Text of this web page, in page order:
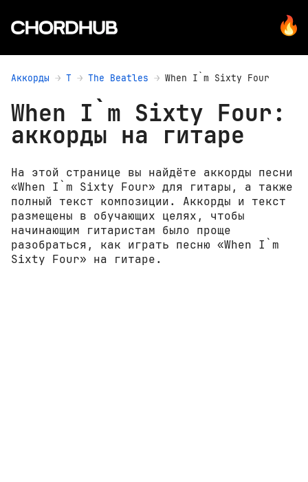
Аккорды T The Beatles When I`m Sixty Four
When I`m Sixty Four:
аккорды на гитаре
На этой странице вы найдёте аккорды песни
«When I`m Sixty Four» для гитары, а также
полный текст композиции. Аккорды и текст
размещены в обучающих целях, чтобы
начинающим гитаристам было проще
разобраться, как играть песню «When I`m
Sixty Four» на гитаре.